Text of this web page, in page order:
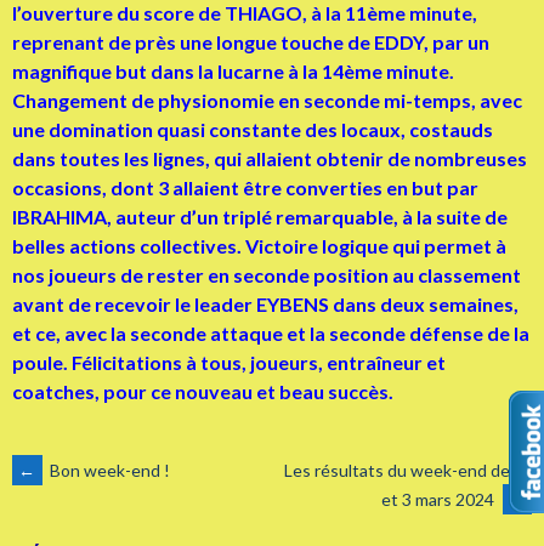
l’ouverture du score de THIAGO, à la 11ème minute,
reprenant de près une longue touche de EDDY, par un
magnifique but dans la lucarne à la 14ème minute.
Changement de physionomie en seconde mi-temps, avec
une domination quasi constante des locaux, costauds
dans toutes les lignes, qui allaient obtenir de nombreuses
occasions, dont 3 allaient être converties en but par
IBRAHIMA, auteur d’un triplé remarquable, à la suite de
belles actions collectives. Victoire logique qui permet à
nos joueurs de rester en seconde position au classement
avant de recevoir le leader EYBENS dans deux semaines,
et ce, avec la seconde attaque et la seconde défense de la
poule. Félicitations à tous, joueurs, entraîneur et
coatches, pour ce nouveau et beau succès.
NAVIGATION
← Bon week-end !
Les résultats du week-end des 2
et 3 mars 2024
→